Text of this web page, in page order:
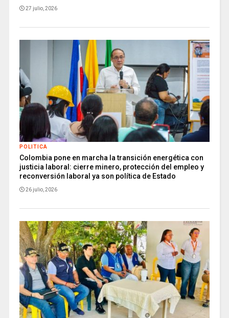
27 julio, 2026
POLITICA
Colombia pone en marcha la transición energética con
justicia laboral: cierre minero, protección del empleo y
reconversión laboral ya son política de Estado
26 julio, 2026